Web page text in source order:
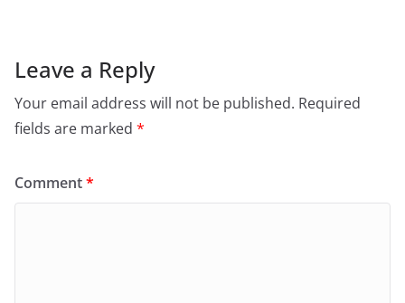
Leave a Reply
Your email address will not be published. Required
fields are marked *
Comment*